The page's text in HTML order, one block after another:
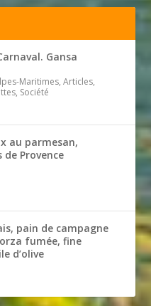
Gansa
Maritimes, Articles,
Société
au parmesan,
de Provence
pain de campagne
fumée, fine
d’olive